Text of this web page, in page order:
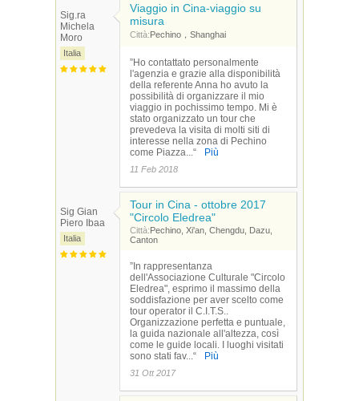
Sig.ra
Michela
Moro
Italia
Viaggio in Cina-viaggio su
misura
Città:Pechino，Shanghai
”Ho contattato personalmente
l'agenzia e grazie alla disponibilità
della referente Anna ho avuto la
possibilità di organizzare il mio
viaggio in pochissimo tempo. Mi è
stato organizzato un tour che
prevedeva la visita di molti siti di
interesse nella zona di Pechino
come Piazza...“
Più
11 Feb 2018
Sig Gian
Piero Ibaa
Italia
Tour in Cina - ottobre 2017
"Circolo Eledrea"
Città:Pechino, Xi'an, Chengdu, Dazu,
Canton
”In rappresentanza
dell'Associazione Culturale "Circolo
Eledrea", esprimo il massimo della
soddisfazione per aver scelto come
tour operator il C.I.T.S..
Organizzazione perfetta e puntuale,
la guida nazionale all'altezza, così
come le guide locali. I luoghi visitati
sono stati fav...“
Più
31 Ott 2017